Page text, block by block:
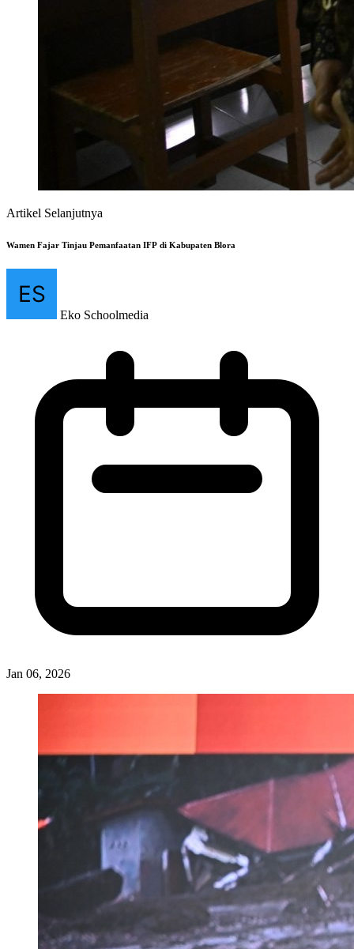
Artikel Selanjutnya
Wamen Fajar Tinjau Pemanfaatan IFP di Kabupaten Blora
Eko Schoolmedia
Jan 06, 2026